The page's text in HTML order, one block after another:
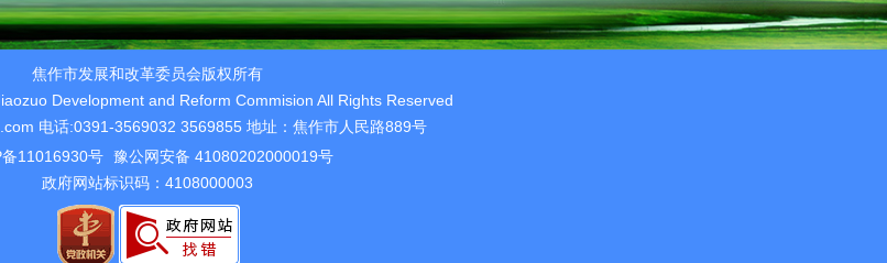
焦作市发展和改革委员会版权所有
Development and Reform Commision All Rights Reserved
电话:0391-3569032 3569855 地址：焦作市人民路889号
11016930号 豫公网安备 41080202000019号
政府网站标识码：4108000003